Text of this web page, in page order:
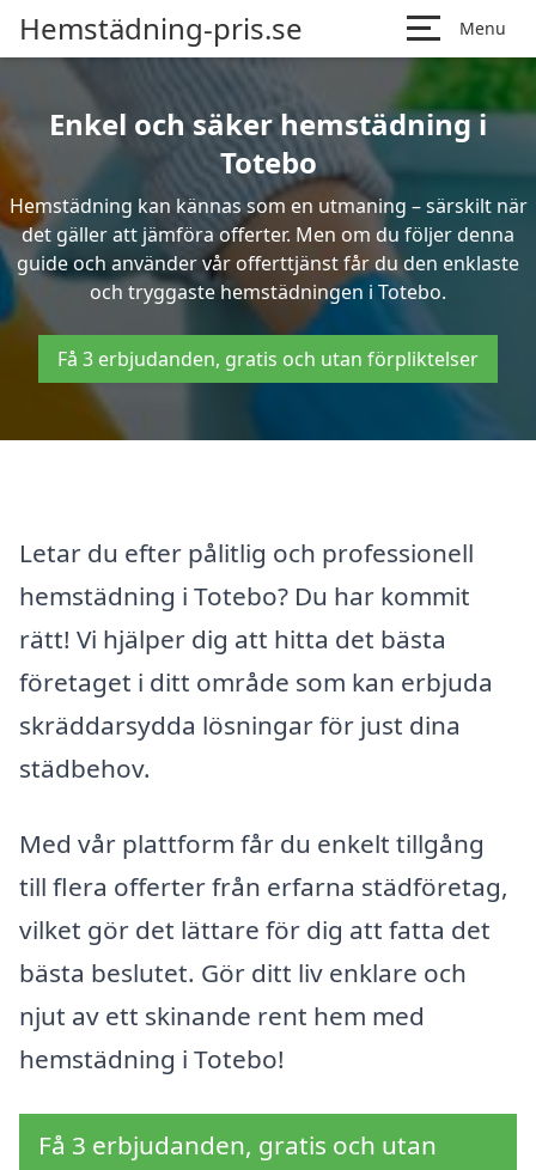
Hemstädning-pris.se Menu
Enkel och säker hemstädning i
Totebo
Hemstädning kan kännas som en utmaning – särskilt när
det gäller att jämföra offerter. Men om du följer denna
guide och använder vår offerttjänst får du den enklaste
och tryggaste hemstädningen i Totebo.
Få 3 erbjudanden, gratis och utan förpliktelser
Letar du efter pålitlig och professionell
hemstädning i Totebo? Du har kommit
rätt! Vi hjälper dig att hitta det bästa
företaget i ditt område som kan erbjuda
skräddarsydda lösningar för just dina
städbehov.
Med vår plattform får du enkelt tillgång
till flera offerter från erfarna städföretag,
vilket gör det lättare för dig att fatta det
bästa beslutet. Gör ditt liv enklare och
njut av ett skinande rent hem med
hemstädning i Totebo!
Få 3 erbjudanden, gratis och utan